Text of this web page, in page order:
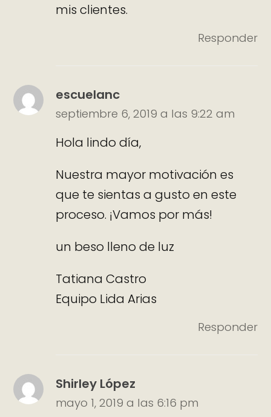
mis clientes.
Responder
escuelanc
septiembre 6, 2019 a las 9:22 am
Hola lindo día,
Nuestra mayor motivación es
que te sientas a gusto en este
proceso. ¡Vamos por más!
un beso lleno de luz
Tatiana Castro
Equipo Lida Arias
Responder
Shirley López
mayo 1, 2019 a las 6:16 pm